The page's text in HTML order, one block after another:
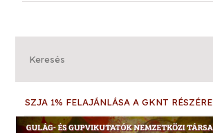
Keresés
SZJA 1% FELAJÁNLÁSA A GKNT RÉSZÉRE